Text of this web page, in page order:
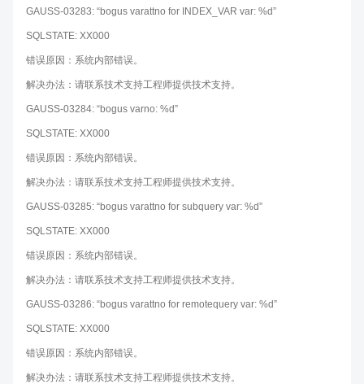
GAUSS-03283: “bogus varattno for INDEX_VAR var: %d”
SQLSTATE: XX000
错误原因：系统内部错误。
解决办法：请联系技术支持工程师提供技术支持。
GAUSS-03284: “bogus varno: %d”
SQLSTATE: XX000
错误原因：系统内部错误。
解决办法：请联系技术支持工程师提供技术支持。
GAUSS-03285: “bogus varattno for subquery var: %d”
SQLSTATE: XX000
错误原因：系统内部错误。
解决办法：请联系技术支持工程师提供技术支持。
GAUSS-03286: “bogus varattno for remotequery var: %d”
SQLSTATE: XX000
错误原因：系统内部错误。
解决办法：请联系技术支持工程师提供技术支持。